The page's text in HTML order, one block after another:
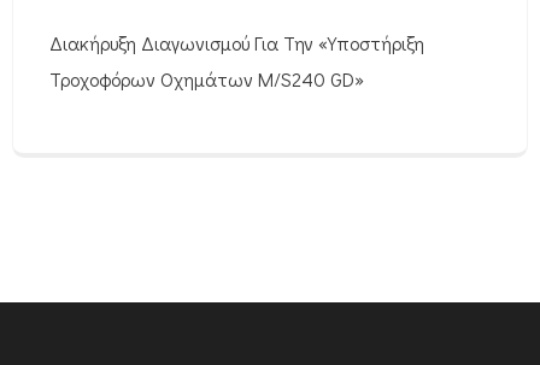
Διακήρυξη Διαγωνισμού Για Την «Υποστήριξη
Τροχοφόρων Οχημάτων M/S240 GD»